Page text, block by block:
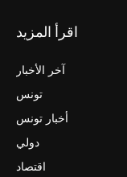
اقرأ المزيد
آخر الأخبار
تونس
أخبار تونس
دولي
اقتصاد